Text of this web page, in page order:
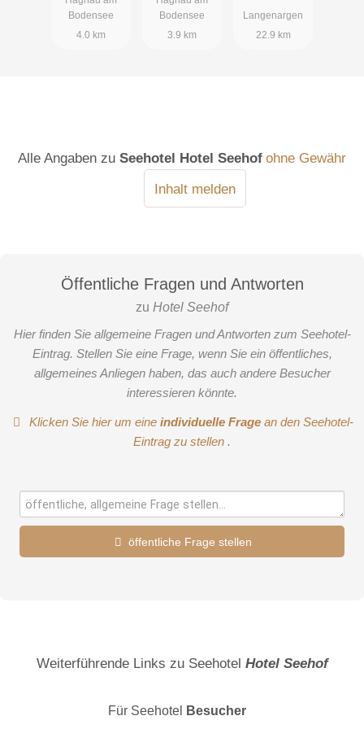
Bodensee
4.0 km
Bodensee
3.9 km
Langenargen
22.9 km
Alle Angaben zu Seehotel Hotel Seehof ohne Gewähr
Inhalt melden
Öffentliche Fragen und Antworten
zu Hotel Seehof
Hier finden Sie allgemeine Fragen und Antworten zum Seehotel-
Eintrag. Stellen Sie eine Frage, wenn Sie ein öffentliches,
allgemeines Anliegen haben, das auch andere Besucher
interessieren könnte.
Klicken Sie hier um eineindividuelle Frage an den Seehotel-
Eintrag zu stellen .
öffentliche Frage stellen
E-Mail-Adresse (wird nicht veröffentlicht)
Weiterführende Links zu Seehotel Hotel Seehof
Für Seehotel Besucher